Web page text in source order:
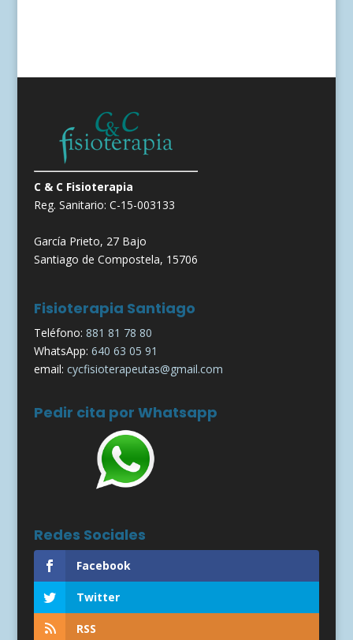
C & C Fisioterapia
Reg. Sanitario: C-15-003133
García Prieto, 27 Bajo
Santiago de Compostela, 15706
Fisioterapia Santiago
Teléfono: 881 81 78 80
WhatsApp: 640 63 05 91
email: cycfisioterapeutas@gmail.com
Pedir cita por Whatsapp
Redes Sociales
Facebook
Twitter
RSS